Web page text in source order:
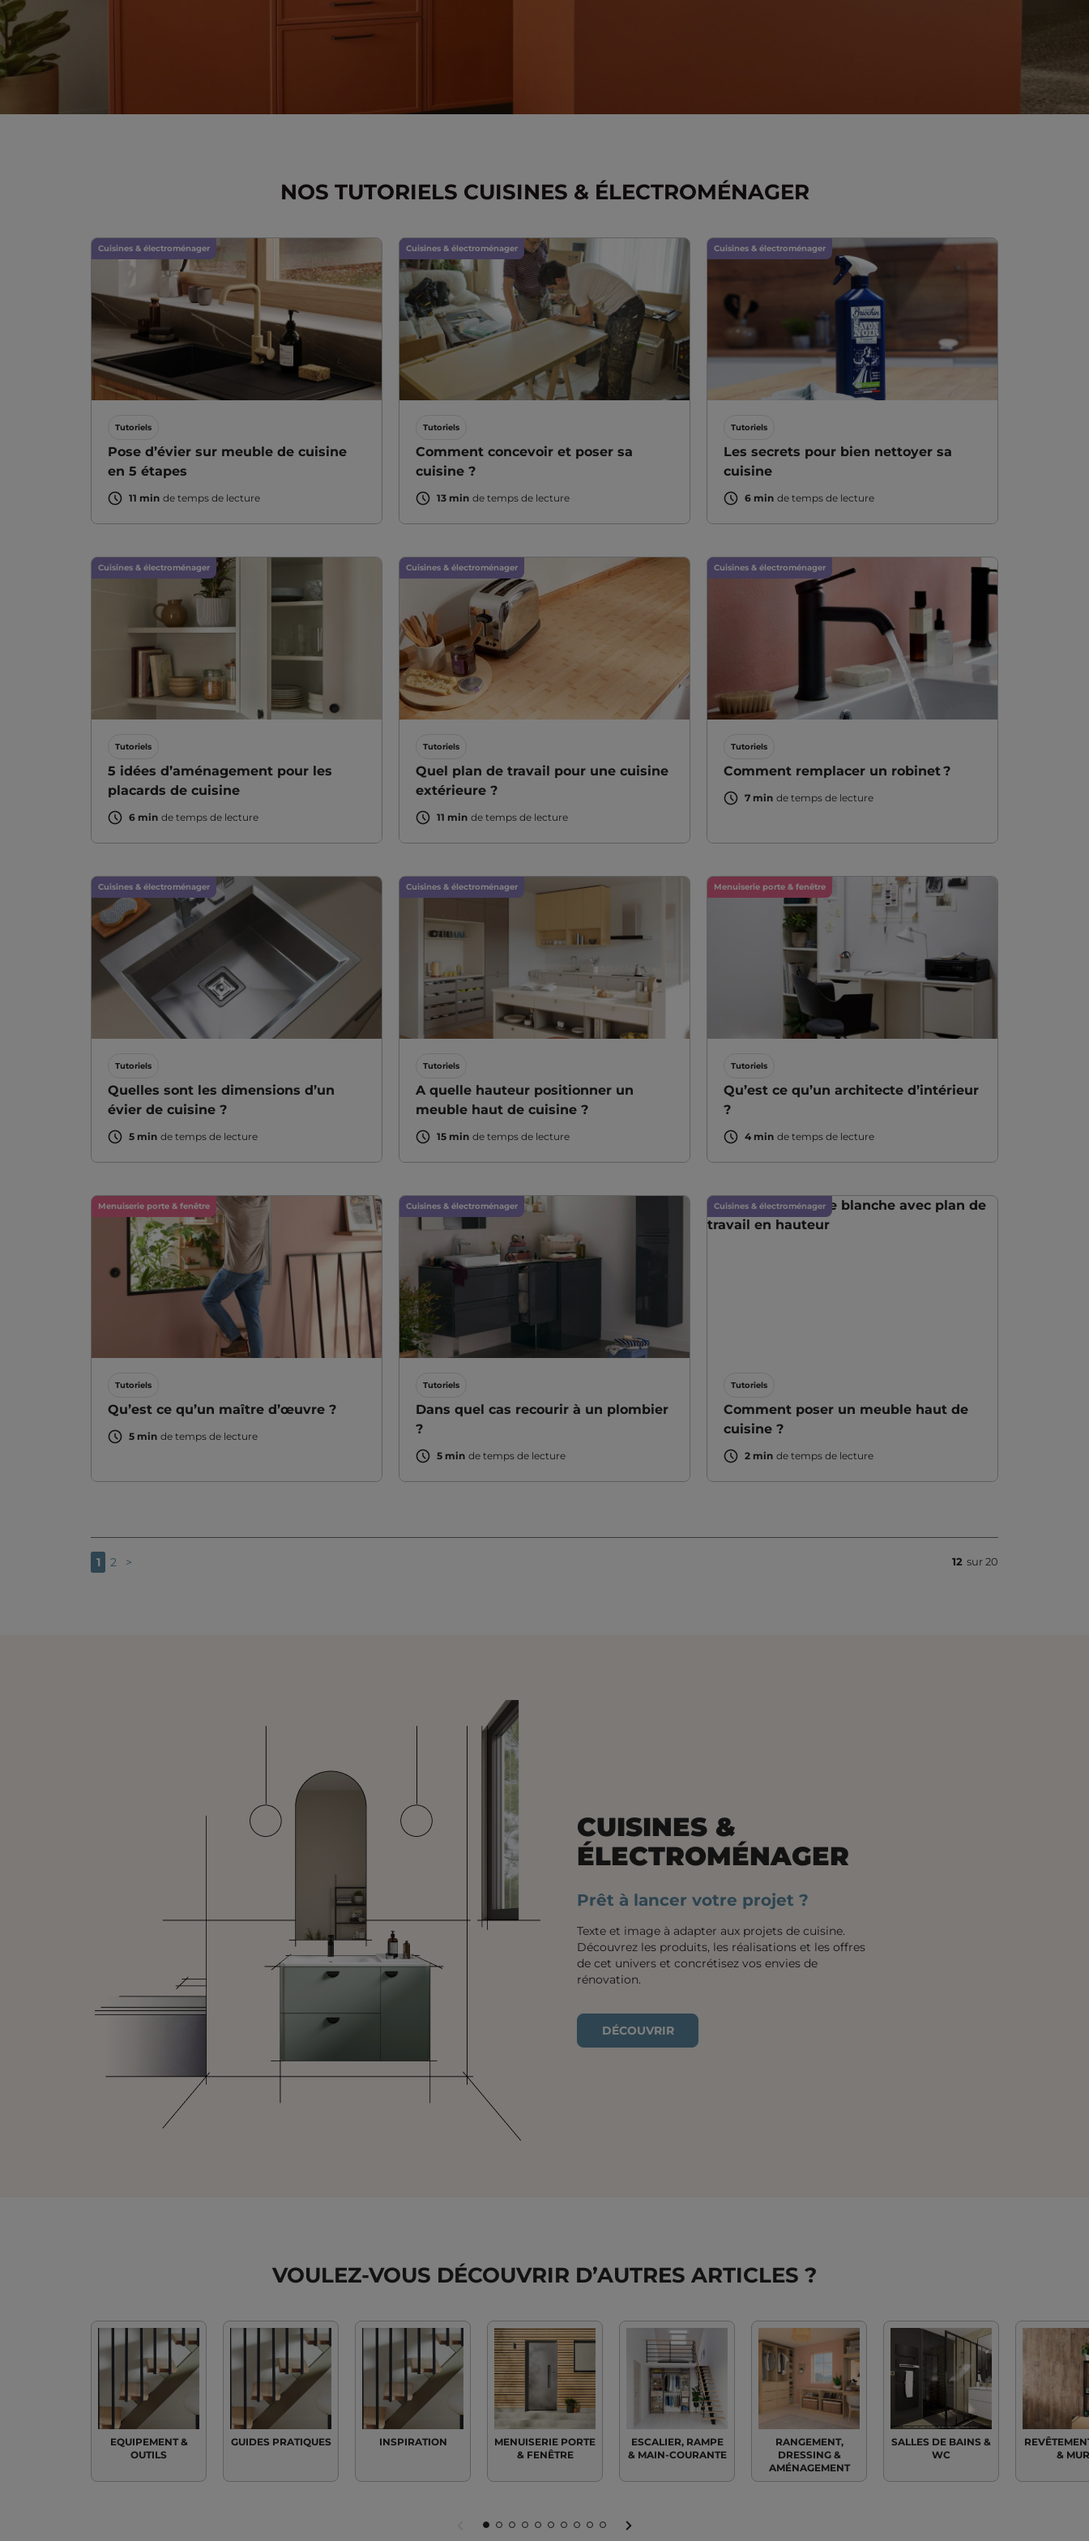
NOS TUTORIELS CUISINES & ÉLECTROMÉNAGER
Cuisines & électroménager
Tutoriels
Pose d’évier sur meuble de cuisine
en 5 étapes
11 min de temps de lecture
Cuisines & électroménager
Tutoriels
Comment concevoir et poser sa
cuisine ?
13 min de temps de lecture
Cuisines & électroménager
Tutoriels
Les secrets pour bien nettoyer sa
cuisine
6 min de temps de lecture
Cuisines & électroménager
Tutoriels
5 idées d’aménagement pour les
placards de cuisine
6 min de temps de lecture
Cuisines & électroménager
Tutoriels
Quel plan de travail pour une cuisine
extérieure ?
11 min de temps de lecture
Cuisines & électroménager
Tutoriels
Comment remplacer un robinet ?
7 min de temps de lecture
Cuisines & électroménager
Tutoriels
Quelles sont les dimensions d’un
évier de cuisine ?
5 min de temps de lecture
Cuisines & électroménager
Tutoriels
A quelle hauteur positionner un
meuble haut de cuisine ?
15 min de temps de lecture
Menuiserie porte & fenêtre
Tutoriels
Qu’est ce qu’un architecte d’intérieur
?
4 min de temps de lecture
Menuiserie porte & fenêtre
Tutoriels
Qu’est ce qu’un maître d’œuvre ?
5 min de temps de lecture
Cuisines & électroménager
Tutoriels
Dans quel cas recourir à un plombier
?
5 min de temps de lecture
Cuisines & électroménager
Tutoriels
Comment poser un meuble haut de
cuisine ?
2 min de temps de lecture
12 sur 20
1 2 >
CUISINES &
ÉLECTROMÉNAGER
Prêt à lancer votre projet ?
Texte et image à adapter aux projets de cuisine.
Découvrez les produits, les réalisations et les offres
de cet univers et concrétisez vos envies de
rénovation.
DÉCOUVRIR
VOULEZ-VOUS DÉCOUVRIR D’AUTRES ARTICLES ?
EQUIPEMENT &
OUTILS
GUIDES PRATIQUES INSPIRATION
MENUISERIE PORTE
& FENÊTRE
ESCALIER, RAMPE
& MAIN-COURANTE
RANGEMENT,
DRESSING &
AMÉNAGEMENT
SALLES DE BAINS &
WC
& MUR
FAIREFAIREFAIREFAIREFAIREFAIREFAIREFAIREFAIRE
FAIREFAIRE
FAIRE